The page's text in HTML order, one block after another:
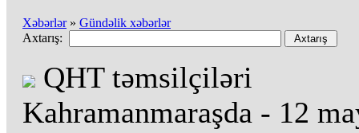
Xəbərlər» Gündəlik xəbərlər
Axtarış:
QHT təmsilçiləri
Kahramanmaraşda - 12